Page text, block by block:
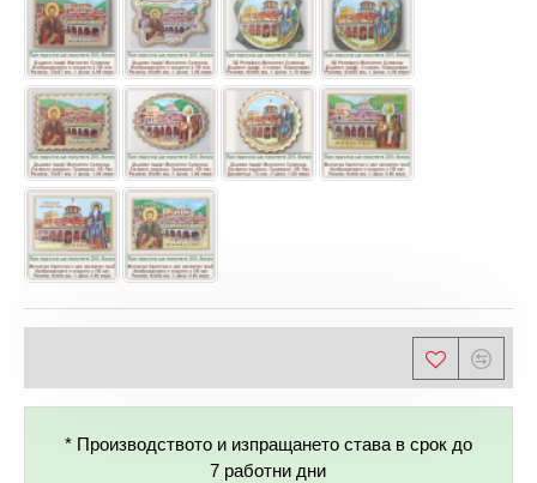
* Производството и изпращането става в срок до
7 работни дни